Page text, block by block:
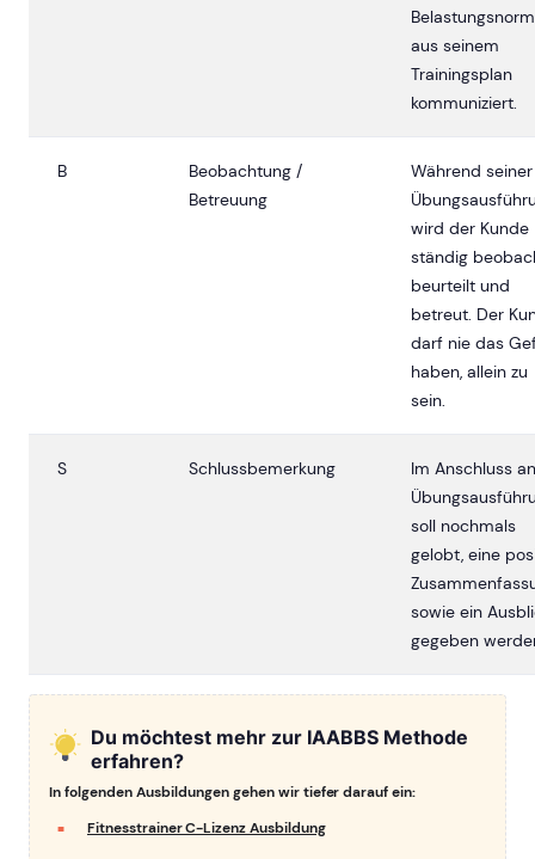
aus seinem
Trainingsplan
kommuniziert.
B
Beobachtung /
Betreuung
Während seiner
wird der Kunde
ständig
beurteilt und
betreut. Der
darf nie das
haben, allein zu
sein.
S Schlussbemerkung
Im Anschluss
soll nochmals
gelobt, eine
sowie ein
gegeben
Du möchtest mehr zur IAABBS Methode
erfahren?
In folgenden Ausbildungen gehen wir tiefer darauf ein:
Fitnesstrainer C-Lizenz Ausbildung